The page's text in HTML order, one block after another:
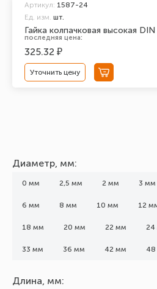
Гайка колпачковая высокая
Артикул: 1587-24
Ед. изм. шт.
последняя цена:
325.32 ₽
Уточнить цену
Диаметр, мм:
0 мм 2,5 мм 2 мм 3 мм
6 мм 8 мм 10 мм 12
18 мм 20 мм 22 мм 24
33 мм 36 мм 42 мм
Длина, мм: